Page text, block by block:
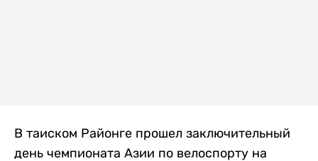
В таиском Районге прошел заключительный
день чемпионата Азии по велоспорту на